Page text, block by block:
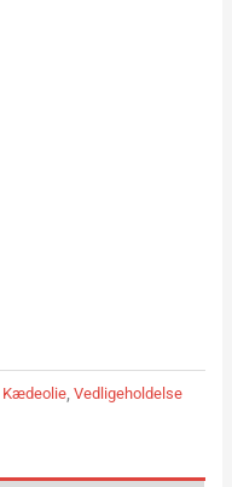
Kædeolie ,Vedligeholdelse